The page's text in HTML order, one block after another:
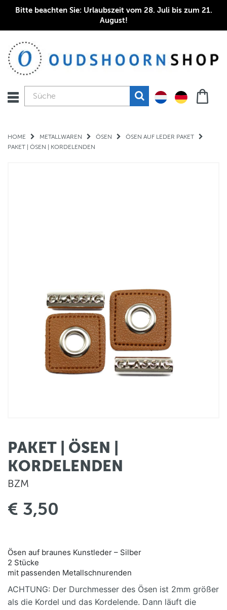
Bitte beachten Sie: Urlaubszeit vom 28. Juli bis zum 21.
August!
HOME METALLWAREN ÖSEN
ÖSEN AUF LEDER PAKET
PAKET | ÖSEN | KORDELENDEN
PAKET | ÖSEN |
KORDELENDEN
BZM
€ 3,50
Ösen auf braunes Kunstleder – Silber
2 Stücke
mit passenden Metallschnurenden
ACHTUNG: Der Durchmesser des Ösen ist 2mm größer
als die Kordel und das Kordelende. Dann läuft die